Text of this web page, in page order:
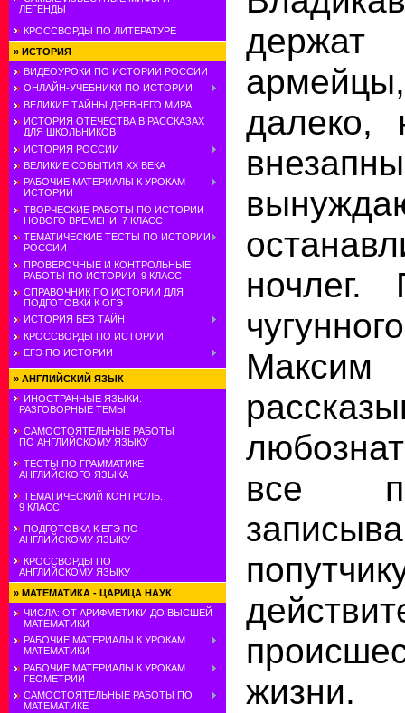
ЛЕГЕНДЫ
КРОССВОРДЫ ПО ЛИТЕРАТУРЕ
» ИСТОРИЯ
ВИДЕОУРОКИ ПО ИСТОРИИ РОССИИ
ОНЛАЙН-УЧЕБНИКИ ПО ИСТОРИИ
ВЕЛИКИЕ ТАЙНЫ ДРЕВНЕГО МИРА
ИСТОРИЯ ОТЕЧЕСТВА В РАССКАЗАХ
ДЛЯ ШКОЛЬНИКОВ
ИСТОРИЯ РОССИИ
ВЕЛИКИЕ СОБЫТИЯ ХХ ВЕКА
РАБОЧИЕ МАТЕРИАЛЫ К УРОКАМ
ИСТОРИИ
ТВОРЧЕСКИЕ РАБОТЫ ПО ИСТОРИИ
НОВОГО ВРЕМЕНИ. 7 КЛАСС
ТЕМАТИЧЕСКИЕ ТЕСТЫ ПО ИСТОРИИ
РОССИИ
ПРОВЕРОЧНЫЕ И КОНТРОЛЬНЫЕ
РАБОТЫ ПО ИСТОРИИ. 9 КЛАСС
СПРАВОЧНИК ПО ИСТОРИИ ДЛЯ
ПОДГОТОВКИ К ОГЭ
ИСТОРИЯ БЕЗ ТАЙН
КРОССВОРДЫ ПО ИСТОРИИ
ЕГЭ ПО ИСТОРИИ
» АНГЛИЙСКИЙ ЯЗЫК
ИНОСТРАННЫЕ ЯЗЫКИ.
РАЗГОВОРНЫЕ ТЕМЫ
САМОСТОЯТЕЛЬНЫЕ РАБОТЫ
ПО АНГЛИЙСКОМУ ЯЗЫКУ
ТЕСТЫ ПО ГРАММАТИКЕ
АНГЛИЙСКОГО ЯЗЫКА
ТЕМАТИЧЕСКИЙ КОНТРОЛЬ.
9 КЛАСС
ПОДГОТОВКА К ЕГЭ ПО
АНГЛИЙСКОМУ ЯЗЫКУ
КРОССВОРДЫ ПО
АНГЛИЙСКОМУ ЯЗЫКУ
» МАТЕМАТИКА - ЦАРИЦА НАУК
ЧИСЛА: ОТ АРИФМЕТИКИ ДО ВЫСШЕЙ
МАТЕМАТИКИ
РАБОЧИЕ МАТЕРИАЛЫ К УРОКАМ
МАТЕМАТИКИ
РАБОЧИЕ МАТЕРИАЛЫ К УРОКАМ
ГЕОМЕТРИИ
САМОСТОЯТЕЛЬНЫЕ РАБОТЫ ПО
МАТЕМАТИКЕ
далеко,
все
жизни.